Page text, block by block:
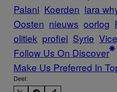
Palani Koerden lara
Oosten nieuws oorlog
olitiek profiel Syrie
Follow Us On Discover
Make Us Preferred In
Deel: